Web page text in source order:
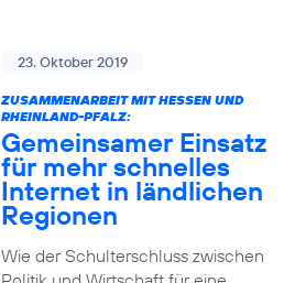
23. Oktober 2019
ZUSAMMENARBEIT MIT HESSEN UND
RHEINLAND-PFALZ:
Gemeinsamer Einsatz
für mehr schnelles
Internet in ländlichen
Regionen
Wie der Schulterschluss zwischen